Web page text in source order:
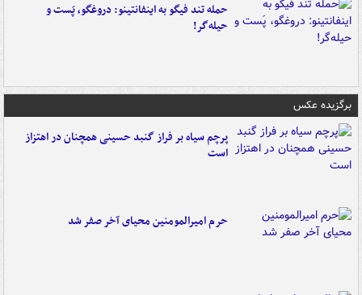
حمله تند فیگو به اینفانتینو: دروغگو، پَست‌ و
حیله‌گر!
برگزیده عکس
پرچم سیاه بر فراز گنبد حسینی همچنان در اهتزاز
است
حرم امیرالمومنین محیای آخر صفر شد